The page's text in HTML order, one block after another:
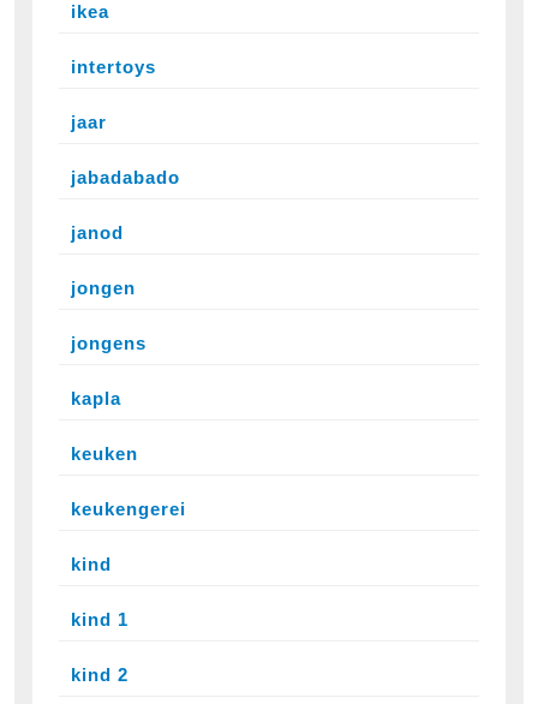
ikea
intertoys
jaar
jabadabado
janod
jongen
jongens
kapla
keuken
keukengerei
kind
kind 1
kind 2